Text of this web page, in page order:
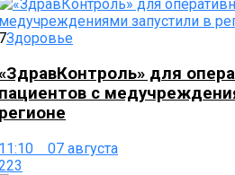
Здоровье
для
с
07 августа